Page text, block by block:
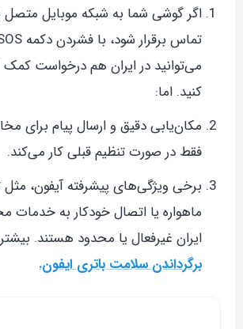
اگر گوشی شما به شبکه موبایل
می‌توانید در ایران هم درخواست کمک
کنید. اما:
مکان‌یابی دقیق و ارسال پیام برای
فقط در صورت تنظیم قبلی کار می‌کند.
برخی ویژگی‌های پیشرفته آیفون،
ماهواره یا اتصال خودکار به خدمات
ایران غیرفعال یا محدود هستند.
برگرداندن سلامت باتری ایفون.